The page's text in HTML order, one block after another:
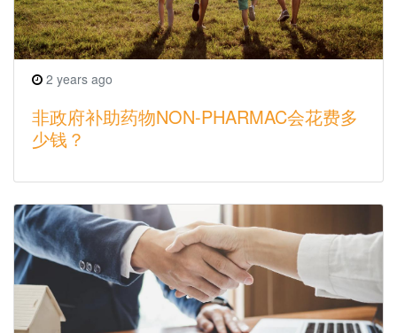
2 years ago
非政府补助药物NON-PHARMAC会花费多
少钱？